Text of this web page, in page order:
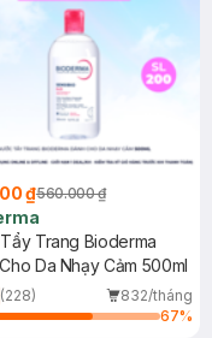
₫560.000 ₫
Trang Bioderma
Da Nhạy Cảm 500ml
(228)
832/tháng
67%